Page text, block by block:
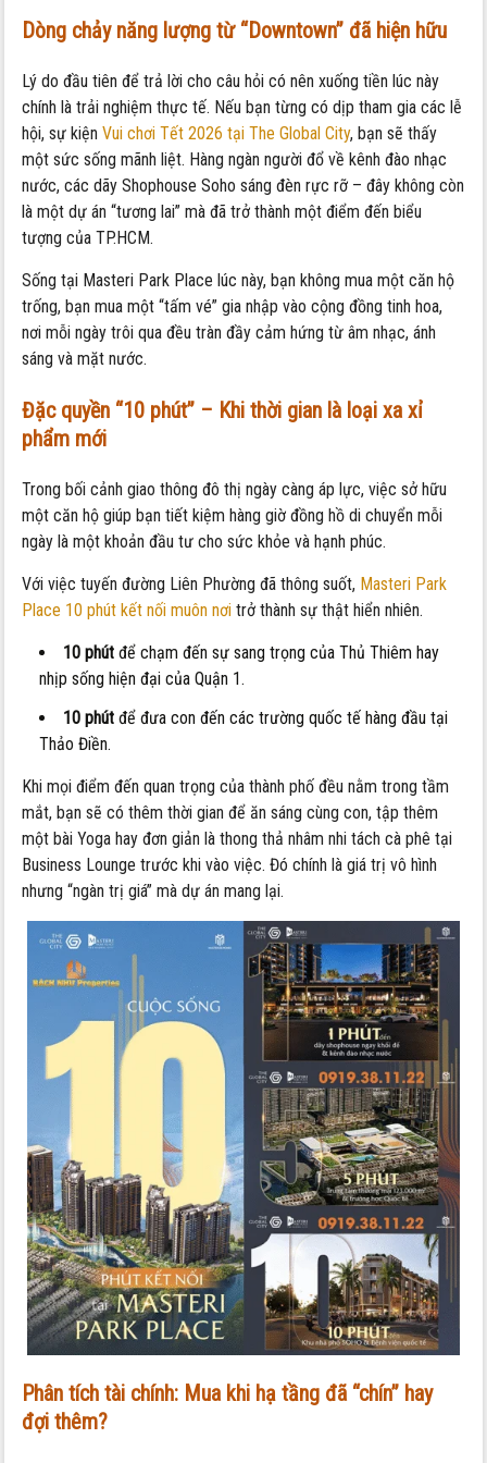
Dòng chảy năng lượng từ “Downtown” đã hiện hữu
Lý do đầu tiên để trả lời cho câu hỏi có nên xuống tiền lúc này
chính là trải nghiệm thực tế. Nếu bạn từng có dịp tham gia các lễ
hội, sự kiệnVui chơi Tết 2026 tại The Global City, bạn sẽ thấy
một sức sống mãnh liệt. Hàng ngàn người đổ về kênh đào nhạc
nước, các dãy Shophouse Soho sáng đèn rực rỡ – đây không còn
là một dự án “tương lai” mà đã trở thành một điểm đến biểu
tượng của TP.HCM.
Sống tại Masteri Park Place lúc này, bạn không mua một căn hộ
trống, bạn mua một “tấm vé” gia nhập vào cộng đồng tinh hoa,
nơi mỗi ngày trôi qua đều tràn đầy cảm hứng từ âm nhạc, ánh
sáng và mặt nước.
Đặc quyền “10 phút” – Khi thời gian là loại xa xỉ
phẩm mới
Trong bối cảnh giao thông đô thị ngày càng áp lực, việc sở hữu
một căn hộ giúp bạn tiết kiệm hàng giờ đồng hồ di chuyển mỗi
ngày là một khoản đầu tư cho sức khỏe và hạnh phúc.
Với việc tuyến đường Liên Phường đã thông suốt, Masteri Park
Place 10 phút kết nối muôn nơi trở thành sự thật hiển nhiên.
10 phút để chạm đến sự sang trọng của Thủ Thiêm hay
nhịp sống hiện đại của Quận 1.
10 phút để đưa con đến các trường quốc tế hàng đầu tại
Thảo Điền.
Khi mọi điểm đến quan trọng của thành phố đều nằm trong tầm
mắt, bạn sẽ có thêm thời gian để ăn sáng cùng con, tập thêm
một bài Yoga hay đơn giản là thong thả nhâm nhi tách cà phê tại
Business Lounge trước khi vào việc. Đó chính là giá trị vô hình
nhưng “ngàn trị giá” mà dự án mang lại.
Phân tích tài chính: Mua khi hạ tầng đã “chín” hay
đợi thêm?